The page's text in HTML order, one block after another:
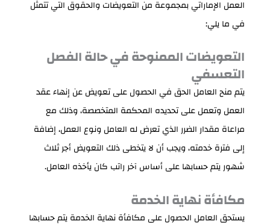
العمل الإماراتي بمجموعة من التعويضات والحقوق التي تتمثل
في ما يلي:
التعويضات الممنوحة في حالة الفصل
التعسفي
يتم منح العامل الحق في الحصول على تعويض عن إنهاء عقد
العمل وتعمل على تحديده المحكمة المتخصصة، وذلك مع
مراعاة مقدار الضرر الذي تعرض له العامل ونوع العمل، إضافة
إلى فترة خدمته، ويجب أن لا يتخطى ذلك التعويض أجر ثلاث
شهور يتم حسابها على أساس آخر راتب كان يأخذه العامل.
مكافأة نهاية الخدمة
يستحق العامل الحصول على مكافأة نهاية الخدمة يتم حسابها